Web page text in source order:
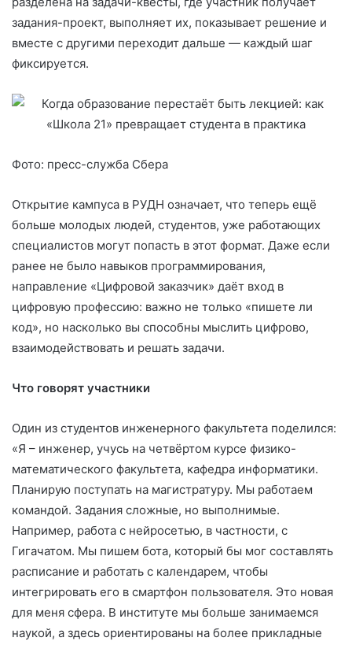
задания-проект, выполняет их, показывает решение и
вместе с другими переходит дальше — каждый шаг
фиксируется.
Фото: пресс-служба Сбера
Открытие кампуса в РУДН означает, что теперь ещё
больше молодых людей, студентов, уже работающих
специалистов могут попасть в этот формат. Даже если
ранее не было навыков программирования,
направление «Цифровой заказчик» даёт вход в
цифровую профессию: важно не только «пишете ли
код», но насколько вы способны мыслить цифрово,
взаимодействовать и решать задачи.
Что говорят участники
Один из студентов инженерного факультета поделился:
«Я – инженер, учусь на четвёртом курсе физико-
математического факультета, кафедра информатики.
Планирую поступать на магистратуру. Мы работаем
командой. Задания сложные, но выполнимые.
Например, работа с нейросетью, в частности, с
Гигачатом. Мы пишем бота, который бы мог составлять
расписание и работать с календарем, чтобы
интегрировать его в смартфон пользователя. Это новая
для меня сфера. В институте мы больше занимаемся
наукой, а здесь ориентированы на более прикладные